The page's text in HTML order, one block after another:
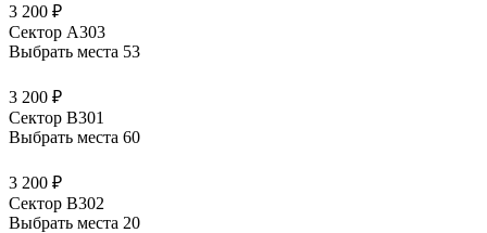
3 200 ₽
Сектор А303
Выбрать места 53
3 200 ₽
Сектор В301
Выбрать места 60
3 200 ₽
Сектор В302
Выбрать места 20